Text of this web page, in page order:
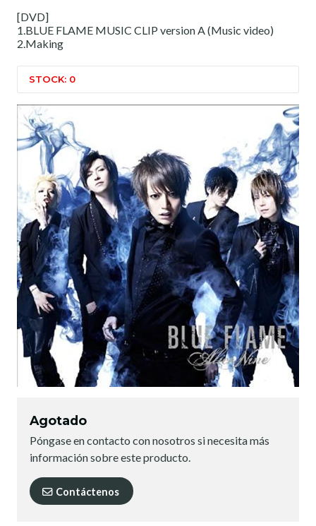
[DVD]
1.BLUE FLAME MUSIC CLIP version A (Music video)
2.Making
STOCK: 0
Agotado
Póngase en contacto con nosotros si necesita más
información sobre este producto.
Contáctenos